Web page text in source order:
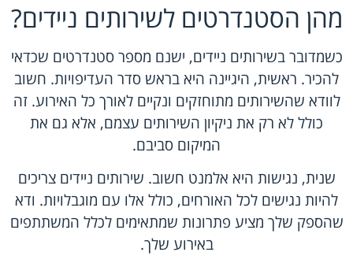
מהן הסטנדרטים לשירותים ניידים?
כשמדובר בשירותים ניידים, ישנם מספר סטנדרטים שכדאי
להכיר. ראשית, היגיינה היא בראש סדר העדיפויות. חשוב
לוודא שהשירותים מתוחזקים ונקיים לאורך כל האירוע. זה
כולל לא רק את ניקיון השירותים עצמם, אלא גם את
המיקום סביבם.
שנית, נגישות היא אלמנט חשוב. שירותים ניידים צריכים
להיות נגישים לכל האורחים, כולל אלו עם מוגבלויות. ודא
שהספק שלך מציע פתרונות שמתאימים לכלל המשתתפים
באירוע שלך.